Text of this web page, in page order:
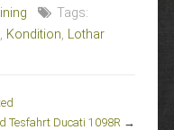
Tags:
, Kondition, Lothar
Tesfahrt Ducati 1098R →